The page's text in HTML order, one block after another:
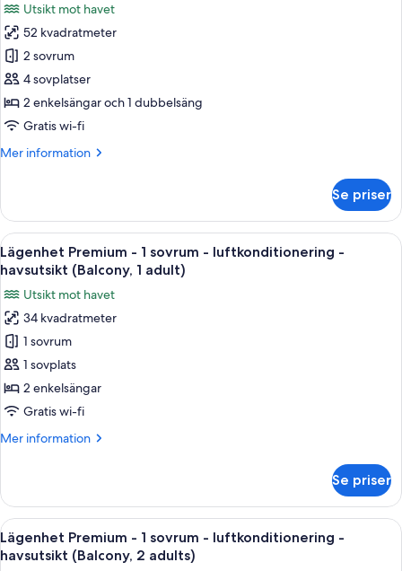
luftkonditionering
havsutsikt
(Balcony,2
adults+1
för
Lägenhet
Classic
-
2
sovrum
luftkonditionering
(Balcony,2
adults+2
children)
Utsikt mot havet
52 kvadratmeter
2 sovrum
4 sovplatser
2 enkelsängar och 1 dubbelsäng
Gratis wi-fi
Mer information
Mer
Classic
2
sovrum
luftkonditionering
havsutsikt
(Balcony,2
adults+2
Se priser
Öppna
alla
för
Lägenhet
Premium
-
1
sovrum
luftkonditionering
(Balcony,
1
adult)
En terrass med ett bord och stolar,
12
Lägenhet Premium - 1 sovrum - luftkonditionering -
havsutsikt (Balcony, 1 adult)
Utsikt mot havet
34 kvadratmeter
1 sovrum
1 sovplats
2 enkelsängar
Gratis wi-fi
Mer information
Mer
Premium
1
sovrum
Se priser
Öppna
alla
En terrass med ett bord och stolar,
12
Lägenhet Premium - 1 sovrum - luftkonditionering -
havsutsikt (Balcony, 2 adults)